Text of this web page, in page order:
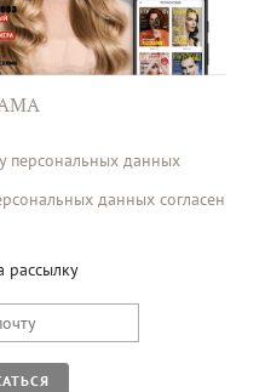
персональных данных
данных согласен
рассылку